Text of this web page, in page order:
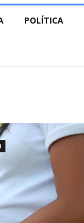
POLÍTICA